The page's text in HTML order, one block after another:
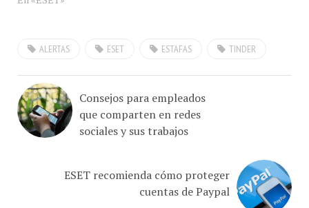
Consejos para empleados
que comparten en redes
sociales y sus trabajos
ESET recomienda cómo proteger
cuentas de Paypal